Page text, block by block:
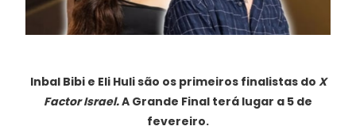
Inbal Bibi e Eli Huli são os primeiros finalistas do X
Factor Israel.A Grande Final terá lugar a 5 de
fevereiro.